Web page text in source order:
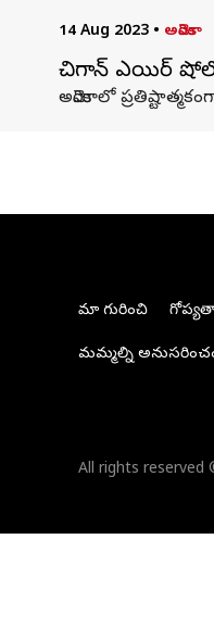
14 Aug 2023 • అమెరికా
మిచిగాన్ ఎయిర్ షోలో
అమెరికాలో
మా గురించి
మమ్మల్ని
All rights reserved